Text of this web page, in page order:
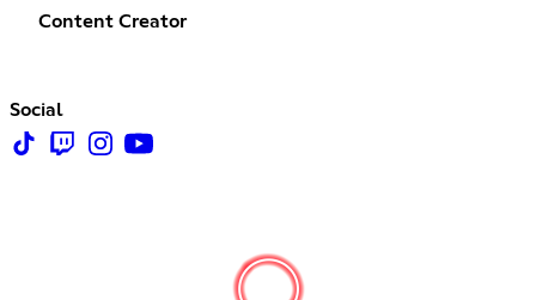
Content Creator
Social